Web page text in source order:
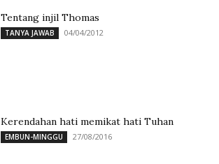
Tentang injil Thomas
TANYA JAWAB 04/04/2012
Kerendahan hati memikat hati Tuhan
EMBUN-MINGGU 27/08/2016